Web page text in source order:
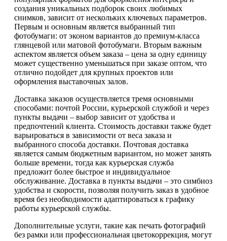
создания уникальных подборок своих любимых
снимков, зависит от нескольких ключевых параметров.
Первым и основным является выбранный тип
фотобумаги: от эконом вариантов до премиум-класса
глянцевой или матовой фотобумаги. Вторым важным
аспектом является объем заказа – цена за одну единицу
может существенно уменьшаться при заказе оптом, что
отлично подойдет для крупных проектов или
оформления выставочных залов.
Доставка заказов осуществляется тремя основными
способами: почтой России, курьерской службой и через
пункты выдачи – выбор зависит от удобства и
предпочтений клиента. Стоимость доставки также будет
варьироваться в зависимости от веса заказа и
выбранного способа доставки. Почтовая доставка
является самым бюджетным вариантом, но может занять
больше времени, тогда как курьерская служба
предложит более быстрое и индивидуальное
обслуживание. Доставка в пункты выдачи – это симбиоз
удобства и скорости, позволяя получить заказ в удобное
время без необходимости адаптироваться к графику
работы курьерской службы.
Дополнительные услуги, такие как печать фотографий
без рамки или профессиональная цветокоррекция, могут